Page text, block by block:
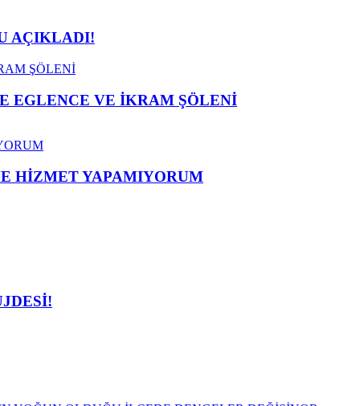
AÇIKLADI!
EGLENCE VE İKRAM ŞÖLENİ
HİZMET YAPAMIYORUM